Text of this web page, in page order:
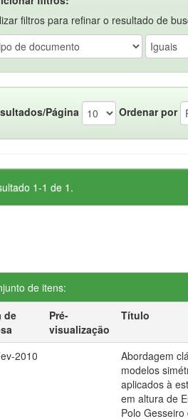
filtros para refinar o resultado de
Página Ordenar por
1-1 de 1.
de itens:
de
Pré-
visualização
Título
2010
Abordagem
modelos
aplicados à
em altura de
Polo